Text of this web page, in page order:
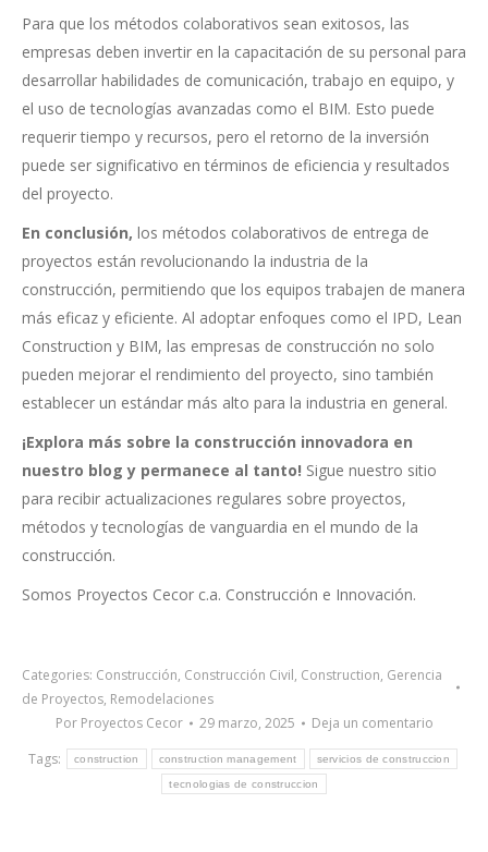
Para que los métodos colaborativos sean exitosos, las
empresas deben invertir en la capacitación de su personal para
desarrollar habilidades de comunicación, trabajo en equipo, y
el uso de tecnologías avanzadas como el BIM. Esto puede
requerir tiempo y recursos, pero el retorno de la inversión
puede ser significativo en términos de eficiencia y resultados
del proyecto.
En conclusión, los métodos colaborativos de entrega de
proyectos están revolucionando la industria de la
construcción, permitiendo que los equipos trabajen de manera
más eficaz y eficiente. Al adoptar enfoques como el IPD, Lean
Construction y BIM, las empresas de construcción no solo
pueden mejorar el rendimiento del proyecto, sino también
establecer un estándar más alto para la industria en general.
¡Explora más sobre la construcción innovadora en
nuestro blog y permanece al tanto! Sigue nuestro sitio
para recibir actualizaciones regulares sobre proyectos,
métodos y tecnologías de vanguardia en el mundo de la
construcción.
Somos Proyectos Cecor c.a. Construcción e Innovación.
Categories: Construcción, Construcción Civil, Construction, Gerencia
de Proyectos, Remodelaciones
Por Proyectos Cecor 29 marzo, 2025
Deja un comentario
Tags:
construction construction management servicios de construccion
tecnologias de construccion